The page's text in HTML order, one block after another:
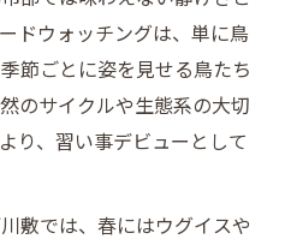
ドウォッチングは、単に鳥
節ごとに姿を見せる鳥たち
のサイクルや生態系の大切
り、習い事デビューとして
敷では、春にはウグイスや